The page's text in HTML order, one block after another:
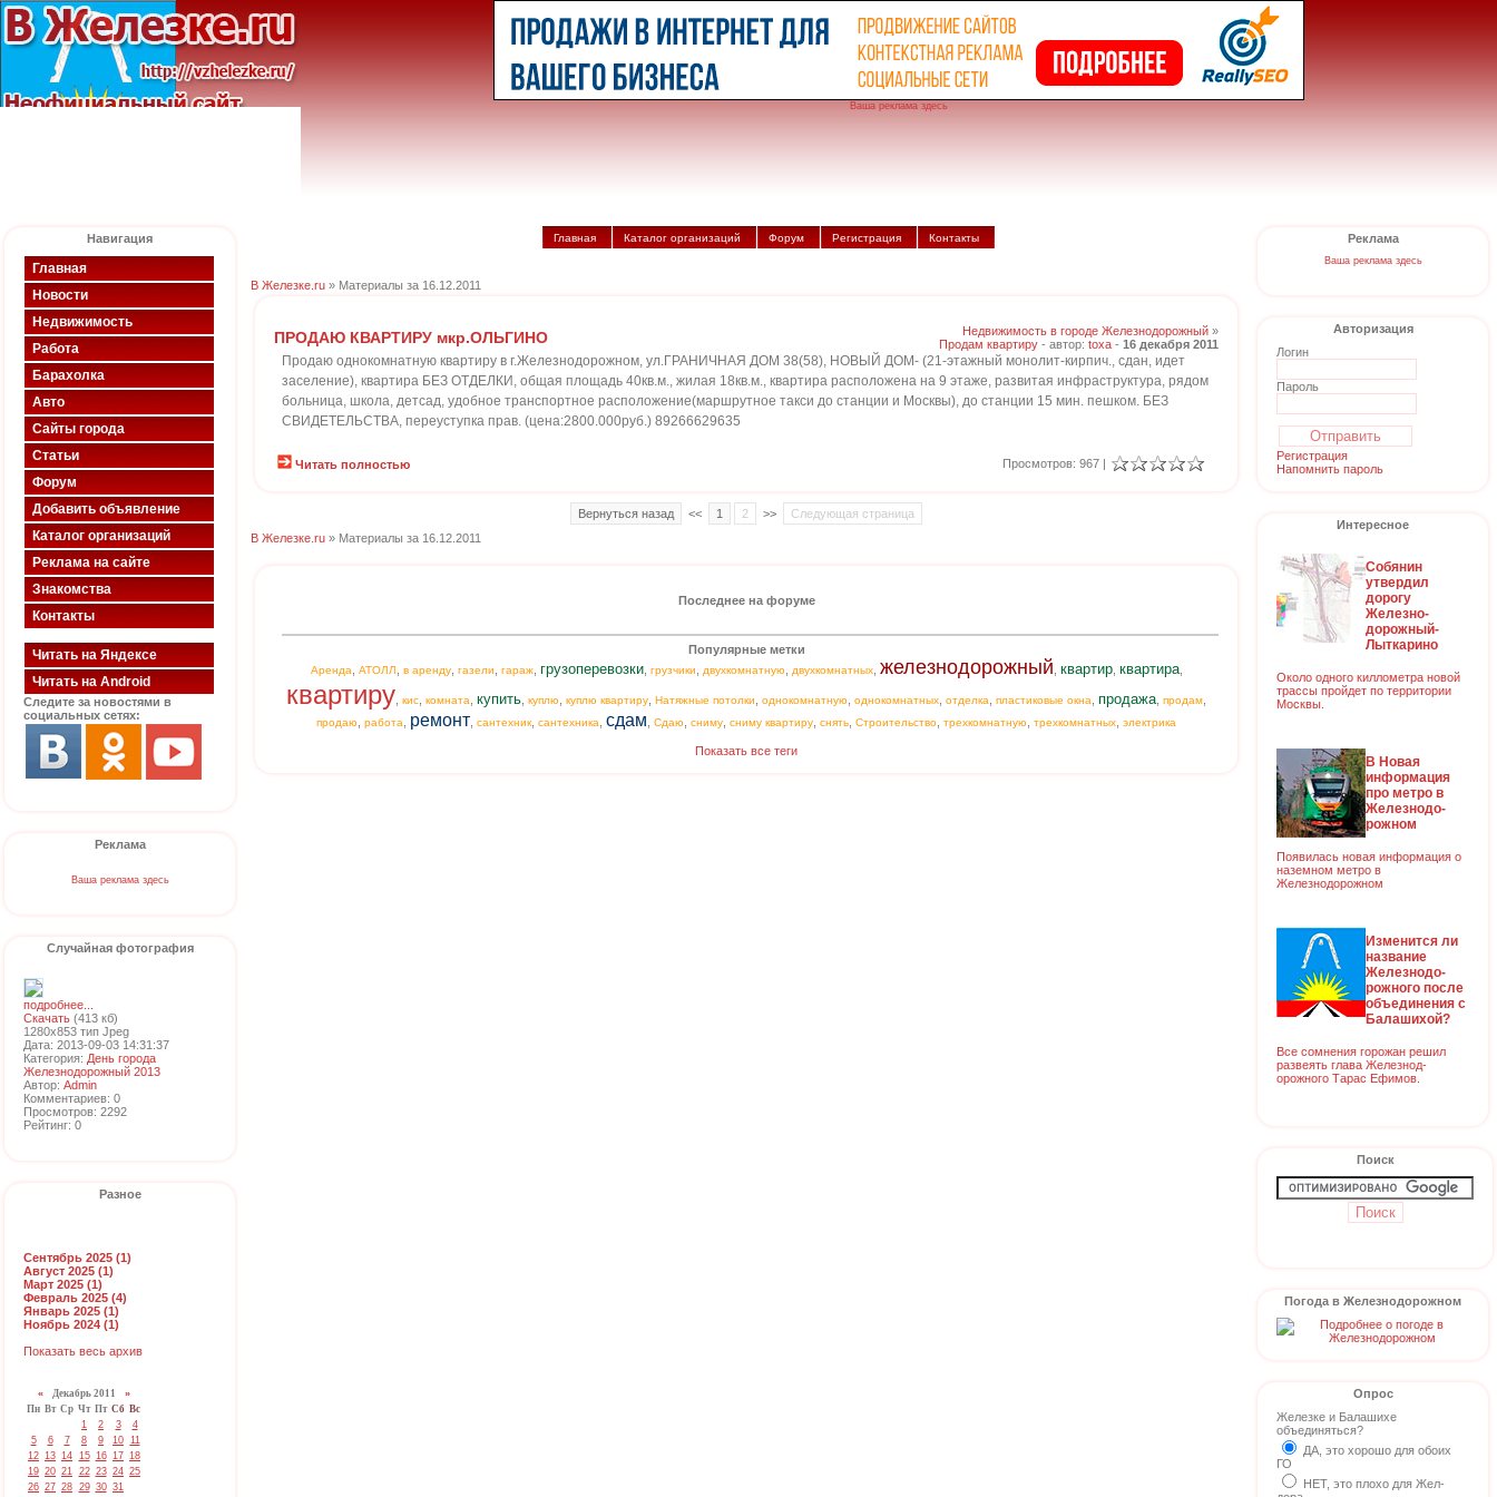
Ваша реклама здесь
Навигация
Главная
Новости
Недвижимость
Работа
Барахолка
Авто
Сайты города
Статьи
Форум
Добавить объявление
Каталог организаций
Реклама на сайте
Знакомства
Контакты
Читать на Яндексе
Читать на Android
Следите за новостями в
социальных сетях:
Реклама
Ваша реклама здесь
Случайная фотография
подробнее...
Скачать (413 кб)
1280x853 тип Jpeg
Дата: 2013-09-03 14:31:37
Категория: День города
Железнодорожный 2013
Автор: Admin
Комментариев: 0
Просмотров: 2292
Рейтинг: 0
Разное
Сентябрь 2025 (1)
Август 2025 (1)
Март 2025 (1)
Февраль 2025 (4)
Январь 2025 (1)
Ноябрь 2024 (1)
Показать весь архив
«Декабрь 2011 »
Пн Вт Ср Чт Пт Сб Вс
1
2 3
4
5
6 7 8 9 10 11
12 13 14 15 16 17 18
19 20 21 22 23 24 25
26 27 28 29 30 31
Главная Каталог организаций Форум Регистрация Контакты
В Железке.ru » Материалы за 16.12.2011
ПРОДАЮ КВАРТИРУ мкр.ОЛЬГИНО Недвижимость в городе Железнодорожный »
Продам квартиру - автор: toxa - 16 декабря 2011
Продаю однокомнатную квартиру в г.Железнодорожном, ул.ГРАНИЧНАЯ ДОМ 38(58), НОВЫЙ ДОМ- (21-этажный монолит-кирпич., сдан, идет
заселение), квартира БЕЗ ОТДЕЛКИ, общая площадь 40кв.м., жилая 18кв.м., квартира расположена на 9 этаже, развитая инфраструктура, рядом
больница, школа, детсад, удобное транспортное расположение(маршрутное такси до станции и Москвы), до станции 15 мин. пешком. БЕЗ
СВИДЕТЕЛЬСТВА, переуступка прав. (цена:2800.000руб.) 89266629635
Читать полностью Просмотров: 967 |
Вернуться назад << 1 2 >>
Следующая страница
В Железке.ru » Материалы за 16.12.2011
Последнее на форуме
Популярные метки
Аренда АТОЛЛ в аренду, газели гараж, грузоперевозки, грузчики двухкомнатную двухкомнатных, железнодорожный квартир, квартира,
квартиру кис комната купить куплю куплю квартиру Натяжные потолки однокомнатную однокомнатных отделка пластиковые окна продажа продам
продаю работа ремонт сантехник сантехника сдам Сдаю сниму сниму квартиру снять Строительство трехкомнатную трехкомнатных электрика
Показать все теги
Реклама
Ваша реклама здесь
Авторизация
Логин
Пароль
Регистрация
Напомнить пароль
Интересное
Собянин
утвердил
дорогу
Железно-
дорожный-
Лыткарино
Около одного киллометра новой
трассы пройдет по территории
Москвы.
В Новая
информация
про метро в
Железнодо-
рожном
Появилась новая информация о
наземном метро в
Железнодорожном
Изменится ли
название
Железнодо-
рожного после
объединения с
Балашихой?
Все сомнения горожан решил
развеять глава Железнод-
орожного Тарас Ефимов.
Поиск
Погода в Железнодорожном
Опрос
Железке и Балашихе
объединяться?
ДА, это хорошо для обоих
ГО
НЕТ, это плохо для Жел-